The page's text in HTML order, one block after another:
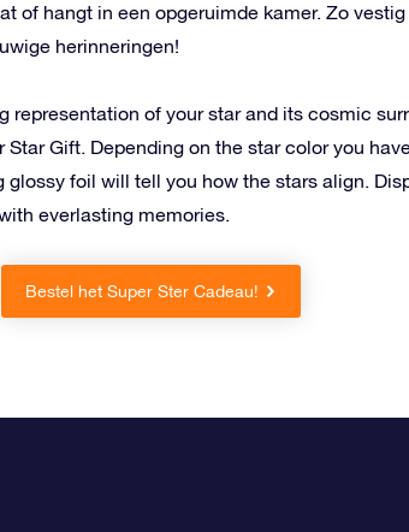
of hangt in een opgeruimde kamer. Zo
herinneringen!
representation of your star and its cosmic
Star Gift. Depending on the star color you
foil will tell you how the stars align.
everlasting memories.
Bestel het Super Ster Cadeau!